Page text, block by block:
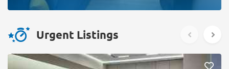
Urgent Listings